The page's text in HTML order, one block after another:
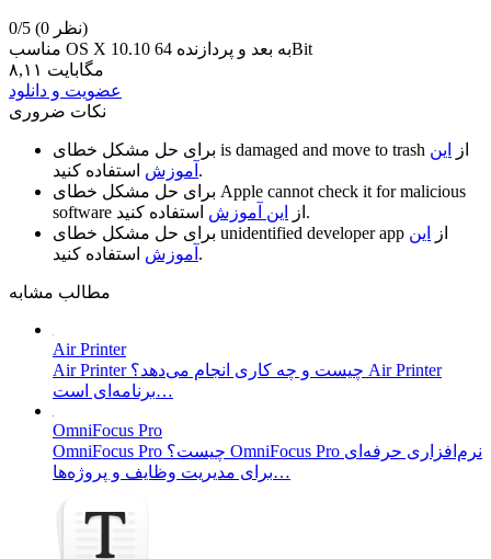
0/5
(0 نظر)
مناسب OS X 10.10 به بعد و پردازنده 64Bit
۸,۱۱ مگابایت
عضویت و دانلود
نکات ضروری
is damaged and move to trash از
این
آموزش استفاده کنید.
Apple cannot check it for malicious
software
از این آموزش
استفاده کنید.
unidentified developer app از
این
آموزش استفاده کنید.
مطالب مشابه
Air Printer
Air Printer چیست و چه کاری انجام می‌دهد؟ Air Printer
برنامه‌ای است…
OmniFocus Pro
OmniFocus Pro چیست؟ OmniFocus Pro نرم‌افزاری حرفه‌ای
برای مدیریت وظایف و پروژه‌ها…